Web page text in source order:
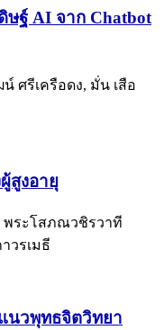
ฐ์ AI จาก Chatbot
ศรีเครือดง, มั่น เสือ
สูงอายุ
พระโสภณวชิรวาที
วรเมธี
นวพุทธจิตวิทยา